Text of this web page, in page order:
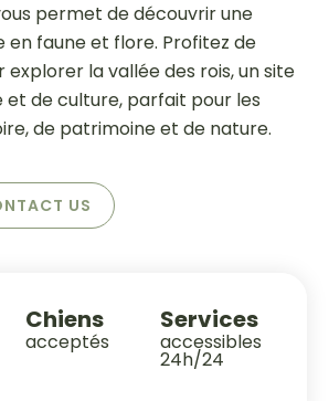
permet de découvrir une
en faune et flore. Profitez de
la vallée des rois, un site
et de culture, parfait pour les
de patrimoine et de nature.
US
Chiens
acceptés
Services
accessibles
24h/24